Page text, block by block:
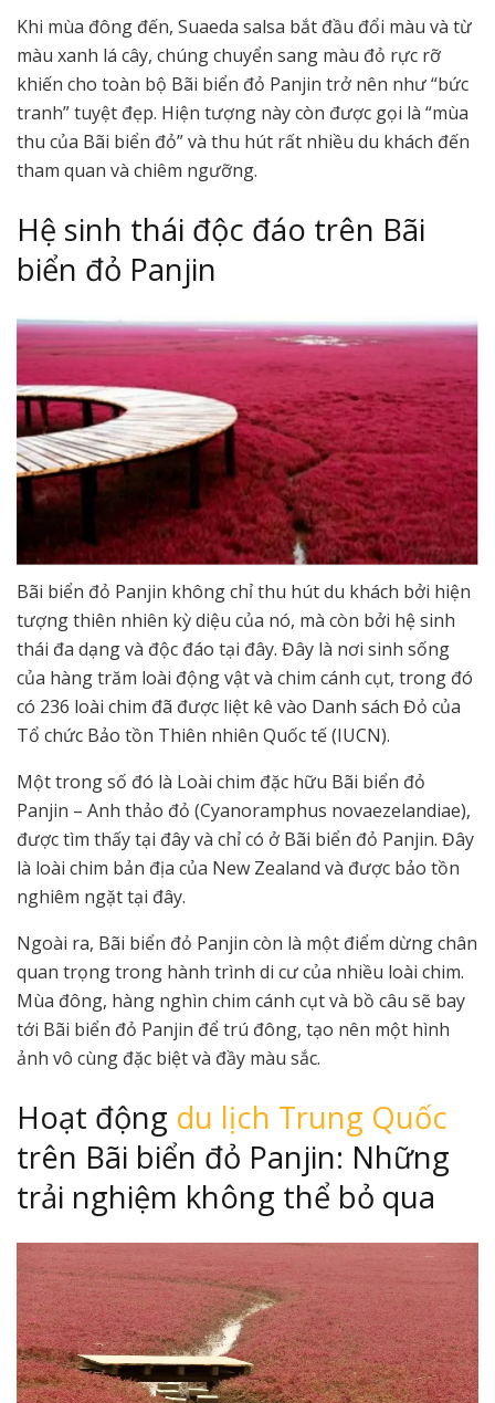
Khi mùa đông đến, Suaeda salsa bắt đầu đổi màu và từ
màu xanh lá cây, chúng chuyển sang màu đỏ rực rỡ
khiến cho toàn bộ Bãi biển đỏ Panjin trở nên như “bức
tranh” tuyệt đẹp. Hiện tượng này còn được gọi là “mùa
thu của Bãi biển đỏ” và thu hút rất nhiều du khách đến
tham quan và chiêm ngưỡng.
Hệ sinh thái độc đáo trên Bãi
biển đỏ Panjin
Bãi biển đỏ Panjin không chỉ thu hút du khách bởi hiện
tượng thiên nhiên kỳ diệu của nó, mà còn bởi hệ sinh
thái đa dạng và độc đáo tại đây. Đây là nơi sinh sống
của hàng trăm loài động vật và chim cánh cụt, trong đó
có 236 loài chim đã được liệt kê vào Danh sách Đỏ của
Tổ chức Bảo tồn Thiên nhiên Quốc tế (IUCN).
Một trong số đó là Loài chim đặc hữu Bãi biển đỏ
Panjin – Anh thảo đỏ (Cyanoramphus novaezelandiae),
được tìm thấy tại đây và chỉ có ở Bãi biển đỏ Panjin. Đây
là loài chim bản địa của New Zealand và được bảo tồn
nghiêm ngặt tại đây.
Ngoài ra, Bãi biển đỏ Panjin còn là một điểm dừng chân
quan trọng trong hành trình di cư của nhiều loài chim.
Mùa đông, hàng nghìn chim cánh cụt và bồ câu sẽ bay
tới Bãi biển đỏ Panjin để trú đông, tạo nên một hình
ảnh vô cùng đặc biệt và đầy màu sắc.
Hoạt động du lịch Trung Quốc
trên Bãi biển đỏ Panjin: Những
trải nghiệm không thể bỏ qua